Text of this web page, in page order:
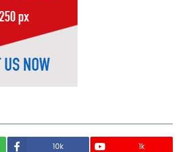
10k 1k